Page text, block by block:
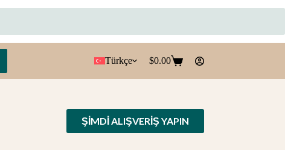
Türkçe
Shopping
$0.00
ŞIMDI ALIŞVERIŞ YAPIN